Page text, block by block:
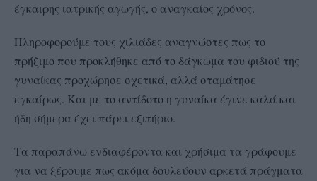
έγκαιρης ιατρικής αγωγής, ο αναγκαίος χρόνος.
Πληροφορούμε τους χιλιάδες αναγνώστες πως το
πρήξιμο που προκλήθηκε από το δάγκωμα του φιδιού της
γυναίκας προχώρησε σχετικά, αλλά σταμάτησε
εγκαίρως. Και με το αντίδοτο η γυναίκα έγινε καλά και
ήδη σήμερα έχει πάρει εξιτήριο.
Τα παραπάνω ενδιαφέροντα και χρήσιμα τα γράφουμε
για να ξέρουμε πως ακόμα δουλεύουν αρκετά πράγματα